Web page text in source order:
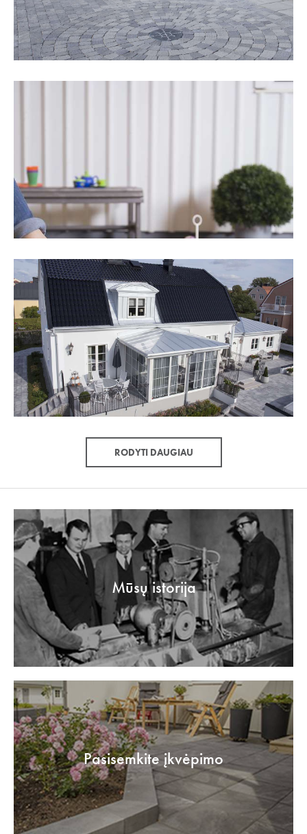
RODYTI DAUGIAU
Mūsų istorija
Pasisemkite įkvėpimo